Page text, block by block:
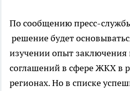
По сообщению пресс-
решение будет
изучении опыт заключения
соглашений в сфере ЖКХ в
регионах. Но в списке